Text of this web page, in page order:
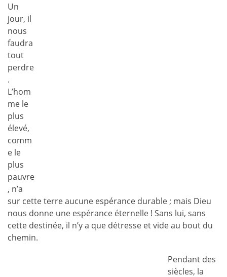
Un
jour, il
nous
faudra
tout
perdre
.
L’hom
me le
plus
élevé,
comm
e le
plus
pauvre
, n’a
sur cette terre aucune espérance durable ; mais Dieu
nous donne une espérance éternelle ! Sans lui, sans
cette destinée, il n’y a que détresse et vide au bout du
chemin.
Pendant des
siècles, la